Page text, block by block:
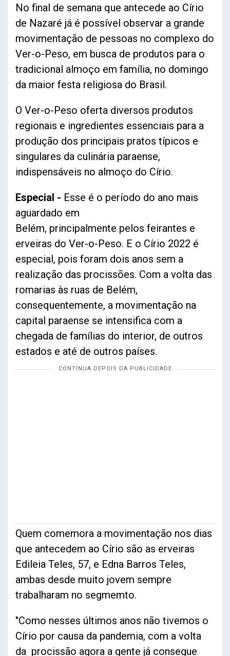
No final de semana que antecede ao Círio
de Nazaré já é possível observar a grande
movimentação de pessoas no complexo do
Ver-o-Peso, em busca de produtos para o
tradicional almoço em família, no domingo
da maior festa religiosa do Brasil.
O Ver-o-Peso oferta diversos produtos
regionais e ingredientes essenciais para a
produção dos principais pratos típicos e
singulares da culinária paraense,
indispensáveis no almoço do Círio.
Especial - Esse é o período do ano mais
aguardado em
Belém, principalmente pelos feirantes e
erveiras do Ver-o-Peso. E o Círio 2022 é
especial, pois foram dois anos sem a
realização das procissões. Com a volta das
romarias às ruas de Belém,
consequentemente, a movimentação na
capital paraense se intensifica com a
chegada de famílias do interior, de outros
estados e até de outros países.
Quem comemora a movimentação nos dias
que antecedem ao Círio são as erveiras
Edileia Teles, 57, e Edna Barros Teles,
ambas desde muito jovem sempre
trabalharam no segmemto.
"Como nesses últimos anos não tivemos o
Círio por causa da pandemia, com a volta
da procissão agora a gente já consegue